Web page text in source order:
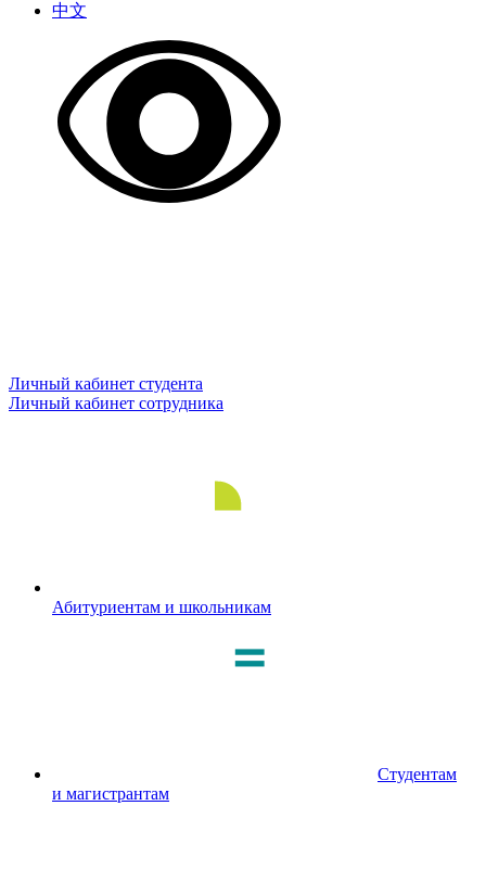
中文
Личный кабинет студента
Личный кабинет сотрудника
Абитуриентам и школьникам
Студентам
и магистрантам